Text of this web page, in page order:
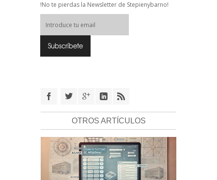
!No te pierdas la Newsletter de Stepienybarno!
OTROS ARTÍCULOS